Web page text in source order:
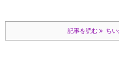
記事を読む ち